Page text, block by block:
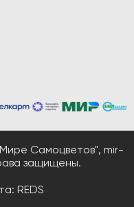
Самоцветов", mir-
защищены.
REDS